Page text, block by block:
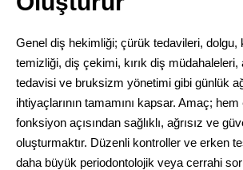
Genel diş hekimliği; çürük tedavileri, dolgu,
temizliği, diş çekimi, kırık diş müdahaleleri,
tedavisi ve bruksizm yönetimi gibi günlük
ihtiyaçlarının tamamını kapsar. Amaç;
fonksiyon açısından sağlıklı, ağrısız ve
oluşturmaktır. Düzenli kontroller ve erken
daha büyük periodontolojik veya cerrahi